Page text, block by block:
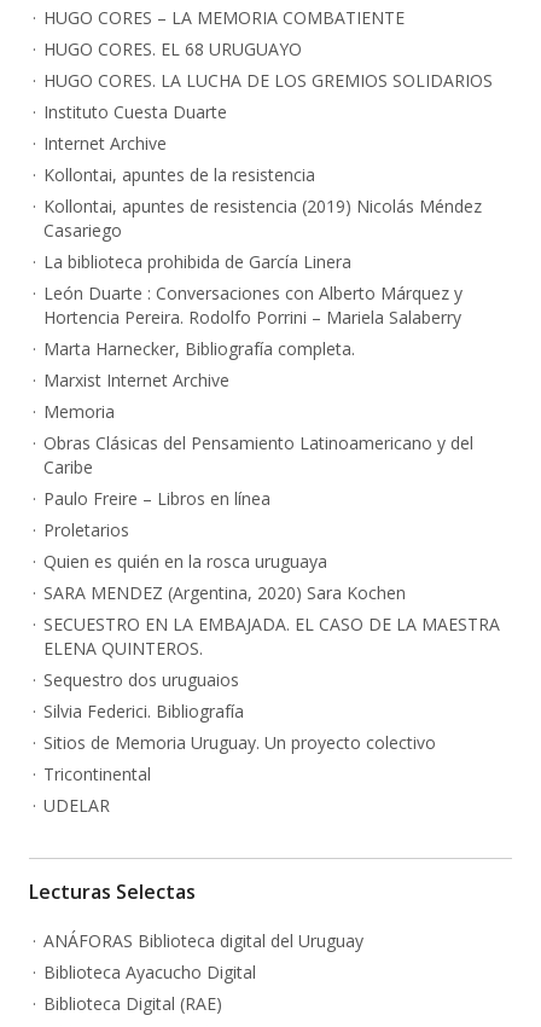
HUGO CORES – LA MEMORIA COMBATIENTE
HUGO CORES. EL 68 URUGUAYO
HUGO CORES. LA LUCHA DE LOS GREMIOS SOLIDARIOS
Instituto Cuesta Duarte
Internet Archive
Kollontai, apuntes de la resistencia
Kollontai, apuntes de resistencia (2019) Nicolás Méndez
Casariego
La biblioteca prohibida de García Linera
León Duarte : Conversaciones con Alberto Márquez y
Hortencia Pereira. Rodolfo Porrini – Mariela Salaberry
Marta Harnecker, Bibliografía completa.
Marxist Internet Archive
Memoria
Obras Clásicas del Pensamiento Latinoamericano y del
Caribe
Paulo Freire – Libros en línea
Proletarios
Quien es quién en la rosca uruguaya
SARA MENDEZ (Argentina, 2020) Sara Kochen
SECUESTRO EN LA EMBAJADA. EL CASO DE LA MAESTRA
ELENA QUINTEROS.
Sequestro dos uruguaios
Silvia Federici. Bibliografía
Sitios de Memoria Uruguay. Un proyecto colectivo
Tricontinental
UDELAR
Lecturas Selectas
ANÁFORAS Biblioteca digital del Uruguay
Biblioteca Ayacucho Digital
Biblioteca Digital (RAE)